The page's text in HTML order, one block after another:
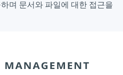
며 문서와 파일에 대한 접근을